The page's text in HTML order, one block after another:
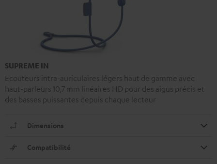
SUPREME IN
Ecouteurs intra-auriculaires légers haut de gamme avec
haut-parleurs 10,7 mm linéaires HD pour des aigus précis et
des basses puissantes depuis chaque lecteur
Dimensions
Compatibilité